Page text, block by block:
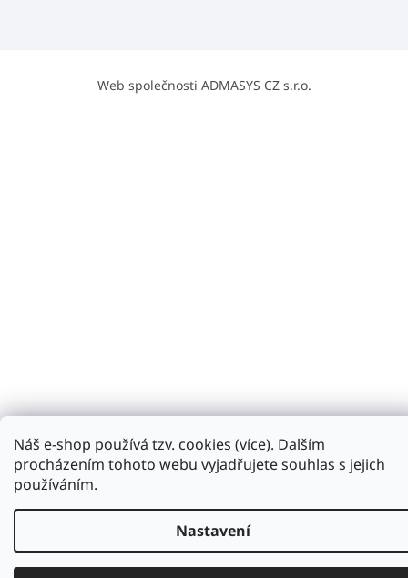
Náš e-shop používá tzv. cookies (více). Dalším
procházením tohoto webu vyjadřujete souhlas s jejich
používáním.
Nastavení
Web společnosti ADMASYS CZ s.r.o.